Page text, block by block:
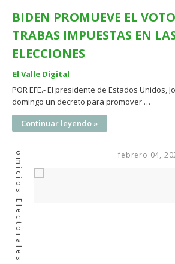
BIDEN PROMUEVE EL
TRABAS IMPUESTAS EN
ELECCIONES
El Valle Digital
POR EFE.- El presidente de Estados Unidos,
domingo un decreto para promover …
Continuar leyendo »
febrero 04,
Comicios Electorales